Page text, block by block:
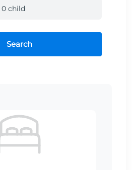
0 child
Search